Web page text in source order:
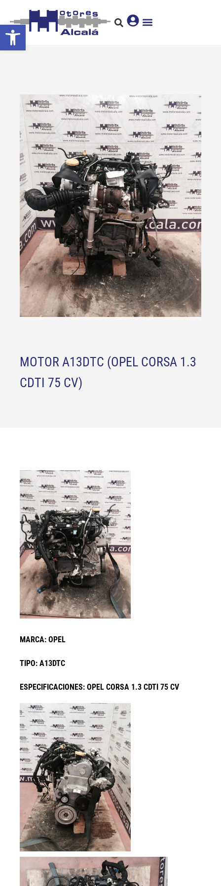
Abrir barra de herramientas
MOTOR A13DTC (OPEL CORSA 1.3
CDTI 75 CV)
MARCA: OPEL
TIPO: A13DTC
ESPECIFICACIONES: OPEL CORSA 1.3 CDTI 75 CV